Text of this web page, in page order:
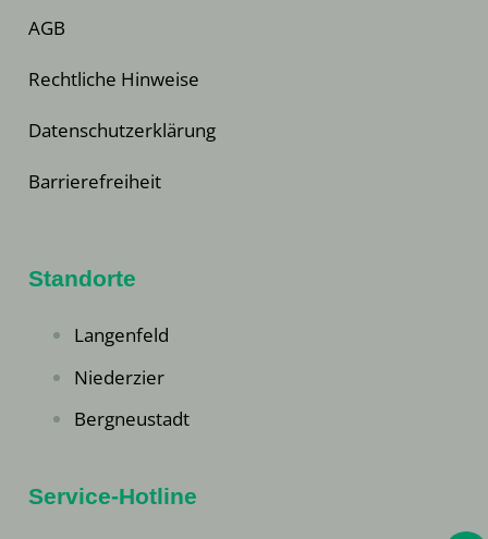
AGB
Rechtliche Hinweise
Datenschutzerklärung
Barrierefreiheit
Standorte
Langenfeld
Niederzier
Bergneustadt
Service-Hotline